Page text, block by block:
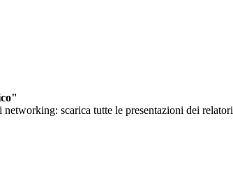
scarica tutte le presentazioni dei relatori